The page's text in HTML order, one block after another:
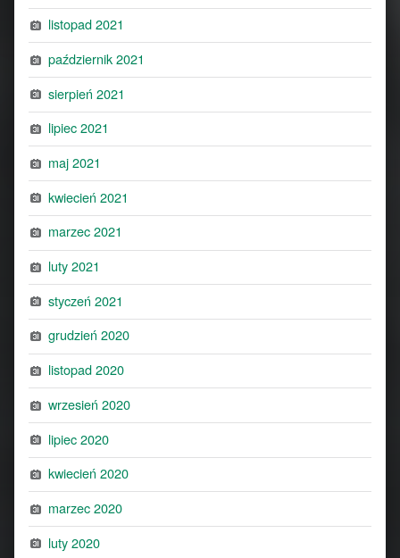
listopad 2021
październik 2021
sierpień 2021
lipiec 2021
maj 2021
kwiecień 2021
marzec 2021
luty 2021
styczeń 2021
grudzień 2020
listopad 2020
wrzesień 2020
lipiec 2020
kwiecień 2020
marzec 2020
luty 2020